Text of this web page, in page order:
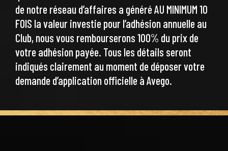
de notre réseau d’affaires a généré AU MINIMUM 10
FOIS la valeur investie pour l’adhésion annuelle au
Club, nous vous rembourserons 100% du prix de
votre adhésion payée. Tous les détails seront
indiqués clairement au moment de déposer votre
demande d’application officielle à Avego.